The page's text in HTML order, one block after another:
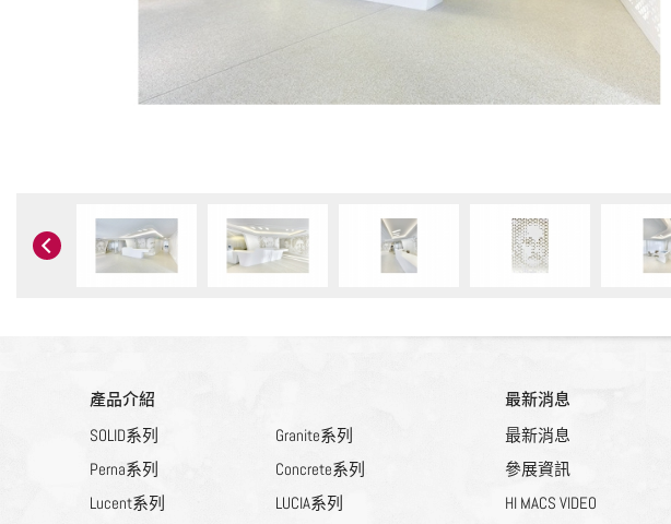
產品介紹
SOLID系列
Granite系列
Perna系列
Concrete系列
Lucent系列
LUCIA系列
最新消息
最新消息
參展資訊
HI MACS VIDEO